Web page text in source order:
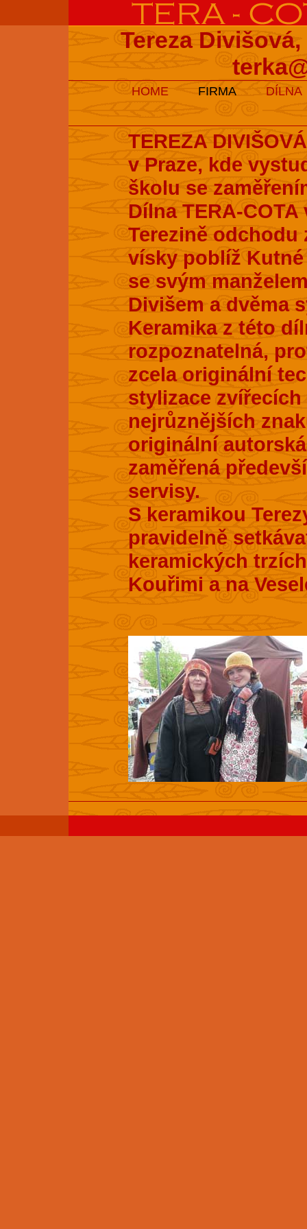
Tereza
HOME FIRMA DÍLNA
TEREZA
v Praze, kde
školu se
Dílna TERA-
Terezině odchodu
vísky poblíž Kutné
se svým
Divišem a dvěma
Keramika z této
rozpoznatelná,
zcela originální
stylizace
nejrůznějších
originální
zaměřená
servisy.
S keramikou
pravidelně
keramických
Kouřimi a na